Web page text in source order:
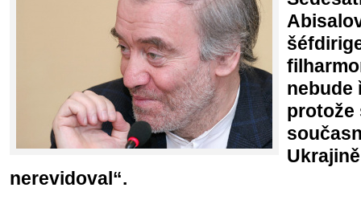
nebude
protože
nerevidoval“.